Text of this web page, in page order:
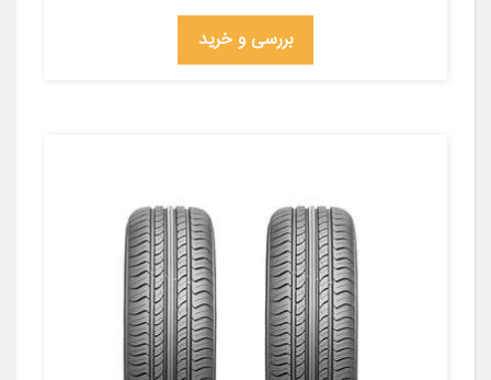
بررسی و خرید